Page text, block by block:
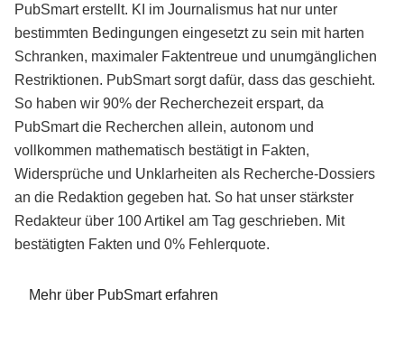
PubSmart erstellt. KI im Journalismus hat nur unter
bestimmten Bedingungen eingesetzt zu sein mit harten
Schranken, maximaler Faktentreue und unumgänglichen
Restriktionen. PubSmart sorgt dafür, dass das geschieht.
So haben wir 90% der Recherchezeit erspart, da
PubSmart die Recherchen allein, autonom und
vollkommen mathematisch bestätigt in Fakten,
Widersprüche und Unklarheiten als Recherche-Dossiers
an die Redaktion gegeben hat. So hat unser stärkster
Redakteur über 100 Artikel am Tag geschrieben. Mit
bestätigten Fakten und 0% Fehlerquote.
Mehr über PubSmart erfahren